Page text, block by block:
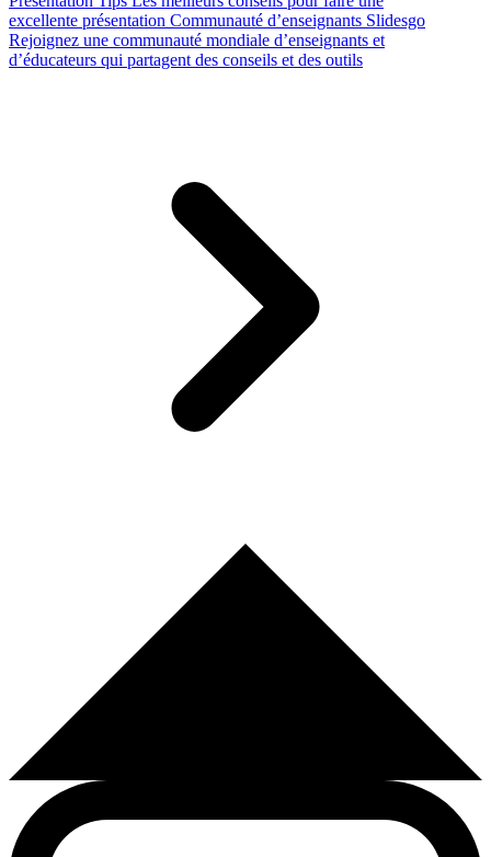
excellente présentation Communauté d’enseignants Slidesgo
Rejoignez une communauté mondiale d’enseignants et
d’éducateurs qui partagent des conseils et des outils